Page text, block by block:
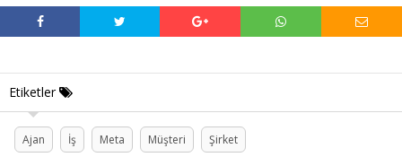
Etiketler
Ajan İş Meta Müşteri Şirket